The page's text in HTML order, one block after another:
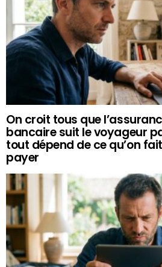
On croit tous que
bancaire suit le voyageur
tout dépend de ce qu’on
payer